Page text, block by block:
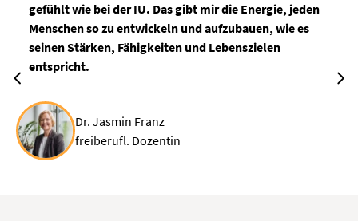
gefühlt wie bei der IU. Das gibt mir die Energie, jeden
Menschen so zu entwickeln und aufzubauen, wie es
seinen Stärken, Fähigkeiten und Lebenszielen
entspricht.
Dr. Jasmin Franz
freiberufl. Dozentin